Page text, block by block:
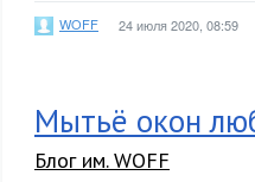
WOFF 24 июля 2020, 08:59
Мытьё окон
Блог им. WOFF